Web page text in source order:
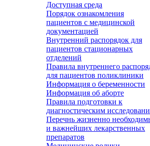
Доступная среда
Порядок ознакомления
пациентов с медицинской
документацией
Внутренний распорядок для
пациентов стационарных
отделений
Правила внутреннего
для пациентов поликлиники
Информация о беременности
Информация об аборте
Правила подготовки к
диагностическим
Перечнь жизненно
и важнейших лекарственных
препаратов